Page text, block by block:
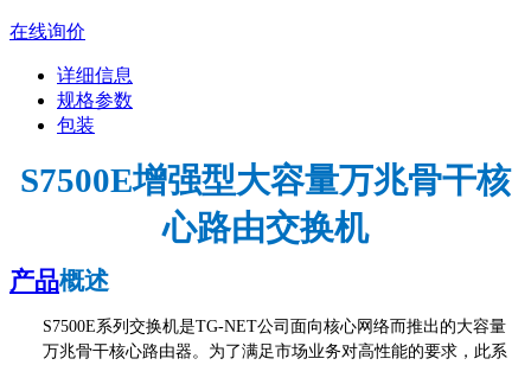
在线询价
详细信息
规格参数
包装
S7500E增强型大容量万兆骨干核
心路由交换机
产品概述
S7500E系列交换机是TG-NET公司面向核心网络而推出的大容量
万兆骨干核心路由器。为了满足市场业务对高性能的要求，此系